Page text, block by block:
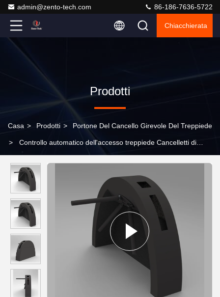
admin@zento-tech.com 86-186-7636-5722
Chiacchierata
Prodotti
Casa > Prodotti > Portone Del Cancello Girevole Del Treppiede
> Controllo automatico dell'accesso treppiede Cancelletti di
comunicazione